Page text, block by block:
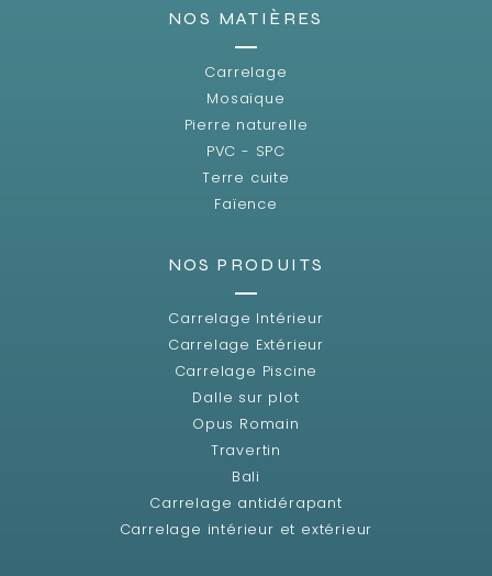
NOS MATIÈRES
Carrelage
Mosaïque
Pierre naturelle
PVC - SPC
Terre cuite
Faïence
NOS PRODUITS
Carrelage Intérieur
Carrelage Extérieur
Carrelage Piscine
Dalle sur plot
Opus Romain
Travertin
Bali
Carrelage antidérapant
Carrelage intérieur et extérieur